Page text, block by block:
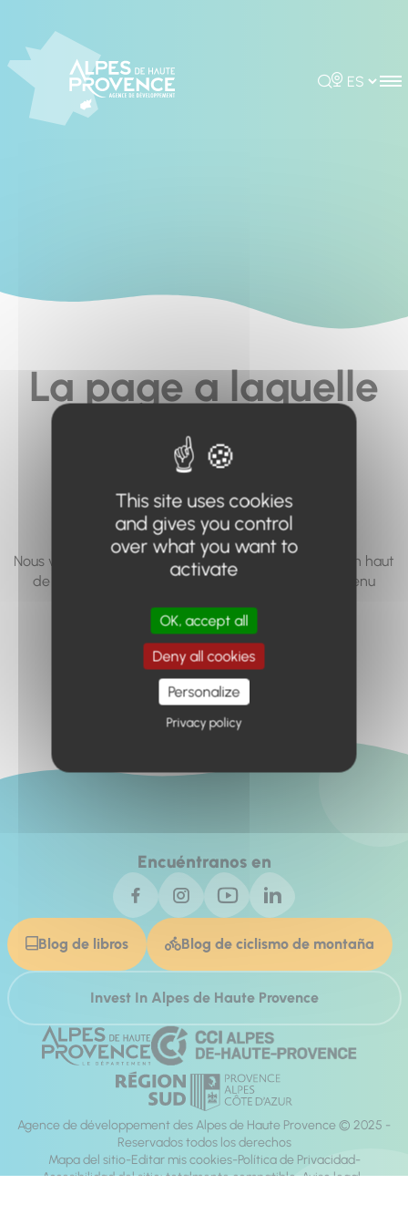
Rechercher
Choisir la
La page a laquelle
vous cherchez à
accéder n'existe
pas... ou plus.
Nous vous invitons à utiliser le moteur de recherche en haut
de page, ou à utiliser le menu pour trouver le contenu
Retour à l'accueil
Encuéntranos en
Blog de libros Blog de ciclismo de montaña
Invest In Alpes de Haute Provence
Agence de développement des Alpes de Haute Provence © 2025 -
Reservados todos los derechos
Mapa del sitio Editar mis cookies Política de Privacidad
Accesibilidad del sitio: totalmente compatible Aviso legal
This site uses cookies
and gives you control
over what you want to
activate
OK, accept all
Deny all cookies
Personalize
Privacy policy